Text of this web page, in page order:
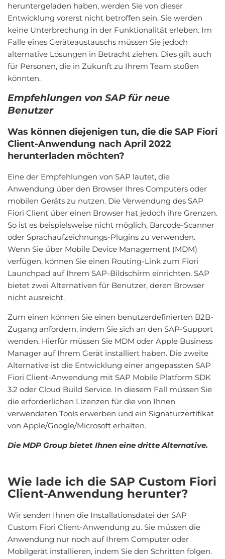
heruntergeladen haben, werden Sie von dieser
Entwicklung vorerst nicht betroffen sein. Sie werden
keine Unterbrechung in der Funktionalität erleben. Im
Falle eines Geräteaustauschs müssen Sie jedoch
alternative Lösungen in Betracht ziehen. Dies gilt auch
für Personen, die in Zukunft zu Ihrem Team stoßen
könnten.
Empfehlungen von SAP für neue
Benutzer
Was können diejenigen tun, die die SAP Fiori
Client-Anwendung nach April 2022
herunterladen möchten?
Eine der Empfehlungen von SAP lautet, die
Anwendung über den Browser Ihres Computers oder
mobilen Geräts zu nutzen. Die Verwendung des SAP
Fiori Client über einen Browser hat jedoch ihre Grenzen.
So ist es beispielsweise nicht möglich, Barcode-Scanner
oder Sprachaufzeichnungs-Plugins zu verwenden.
Wenn Sie über Mobile Device Management (MDM)
verfügen, können Sie einen Routing-Link zum Fiori
Launchpad auf Ihrem SAP-Bildschirm einrichten. SAP
bietet zwei Alternativen für Benutzer, deren Browser
nicht ausreicht.
Zum einen können Sie einen benutzerdefinierten B2B-
Zugang anfordern, indem Sie sich an den SAP-Support
wenden. Hierfür müssen Sie MDM oder Apple Business
Manager auf Ihrem Gerät installiert haben. Die zweite
Alternative ist die Entwicklung einer angepassten SAP
Fiori Client-Anwendung mit SAP Mobile Platform SDK
3.2 oder Cloud Build Service. In diesem Fall müssen Sie
die erforderlichen Lizenzen für die von Ihnen
verwendeten Tools erwerben und ein Signaturzertifikat
von Apple/Google/Microsoft erhalten.
Die MDP Group bietet Ihnen eine dritte Alternative.
Wie lade ich die SAP Custom Fiori
Client-Anwendung herunter?
Wir senden Ihnen die Installationsdatei der SAP
Custom Fiori Client-Anwendung zu. Sie müssen die
Anwendung nur noch auf Ihrem Computer oder
Mobilgerät installieren, indem Sie den Schritten folgen.